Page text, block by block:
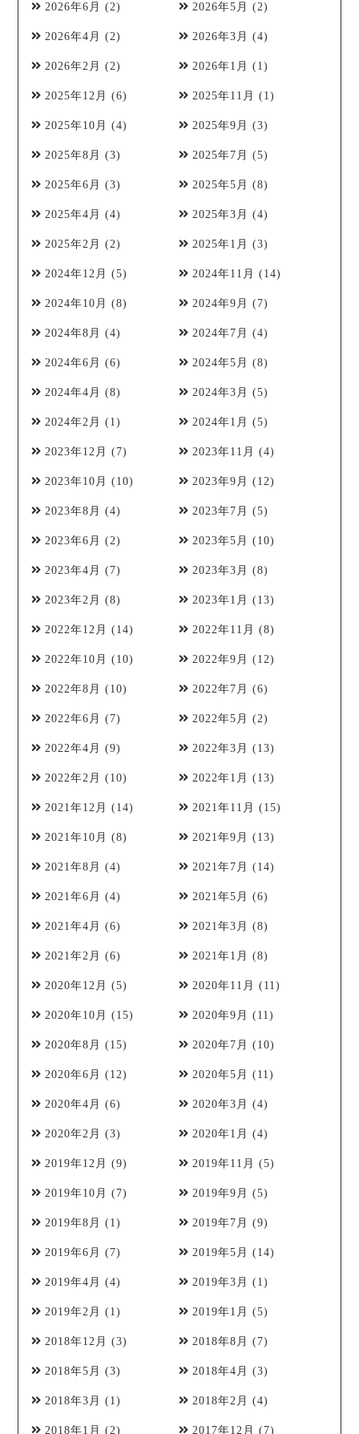
2026年6月 (2) 2026年5月 (2)
2026年4月 (2) 2026年3月 (4)
2026年2月 (2) 2026年1月 (1)
2025年12月 (6) 2025年11月 (1)
2025年10月 (4) 2025年9月 (3)
2025年8月 (3) 2025年7月 (5)
2025年6月 (3) 2025年5月 (8)
2025年4月 (4) 2025年3月 (4)
2025年2月 (2) 2025年1月 (3)
2024年12月 (5) 2024年11月 (14)
2024年10月 (8) 2024年9月 (7)
2024年8月 (4) 2024年7月 (4)
2024年6月 (6) 2024年5月 (8)
2024年4月 (8) 2024年3月 (5)
2024年2月 (1) 2024年1月 (5)
2023年12月 (7) 2023年11月 (4)
2023年10月 (10) 2023年9月 (12)
2023年8月 (4) 2023年7月 (5)
2023年6月 (2) 2023年5月 (10)
2023年4月 (7) 2023年3月 (8)
2023年2月 (8) 2023年1月 (13)
2022年12月 (14) 2022年11月 (8)
2022年10月 (10) 2022年9月 (12)
2022年8月 (10) 2022年7月 (6)
2022年6月 (7) 2022年5月 (2)
2022年4月 (9) 2022年3月 (13)
2022年2月 (10) 2022年1月 (13)
2021年12月 (14) 2021年11月 (15)
2021年10月 (8) 2021年9月 (13)
2021年8月 (4) 2021年7月 (14)
2021年6月 (4) 2021年5月 (6)
2021年4月 (6) 2021年3月 (8)
2021年2月 (6) 2021年1月 (8)
2020年12月 (5) 2020年11月 (11)
2020年10月 (15) 2020年9月 (11)
2020年8月 (15) 2020年7月 (10)
2020年6月 (12) 2020年5月 (11)
2020年4月 (6) 2020年3月 (4)
2020年2月 (3) 2020年1月 (4)
2019年12月 (9) 2019年11月 (5)
2019年10月 (7) 2019年9月 (5)
2019年8月 (1) 2019年7月 (9)
2019年6月 (7) 2019年5月 (14)
2019年4月 (4) 2019年3月 (1)
2019年2月 (1) 2019年1月 (5)
2018年12月 (3) 2018年8月 (7)
2018年5月 (3) 2018年4月 (3)
2018年3月 (1) 2018年2月 (4)
2018年1月 (2) 2017年12月 (7)